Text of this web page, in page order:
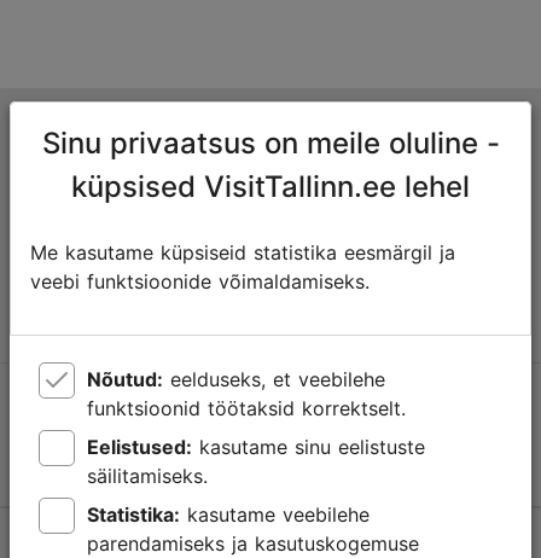
Tallinna turismiinfokeskus
Niguliste 2, 10146 Tallinn, Eesti
info@visittallinn.ee
Jälgi meid @ VisitTallinn
Sinu privaatsus on meile oluline -
küpsised VisitTallinn.ee lehel
Me kasutame küpsiseid statistika eesmärgil ja
veebi funktsioonide võimaldamiseks.
Nõutud:
funktsioonid töötaksid korrektselt.
Eelistused:
säilitamiseks.
Statistika:
parendamiseks ja kasutuskogemuse